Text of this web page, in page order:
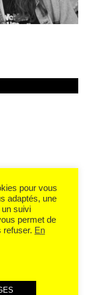
pour vous
adaptés, une
un suivi
permet de
refuser. En